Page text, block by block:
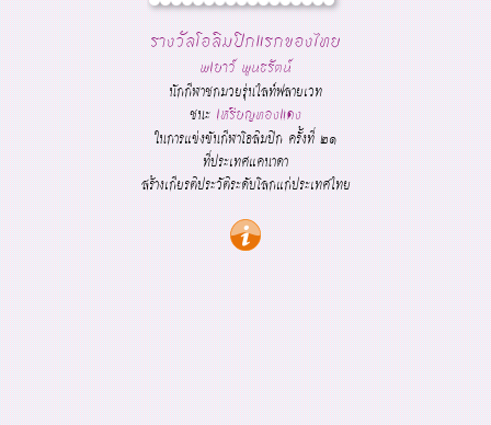
รางวัลโอลิมปิกแรกของไทย
พเยาว์ พูนธรัตน์
นักกีฬาชกมวยรุ่นไลท์ฟลายเวท
ชนะ เหรียญทองแดง
ในการแข่งขันกีฬาโอลิมปิก ครั้งที่ ๒๑
ที่ประเทศแคนาดา
สร้างเกียรติประวัติระดับโลกแก่ประเทศไทย